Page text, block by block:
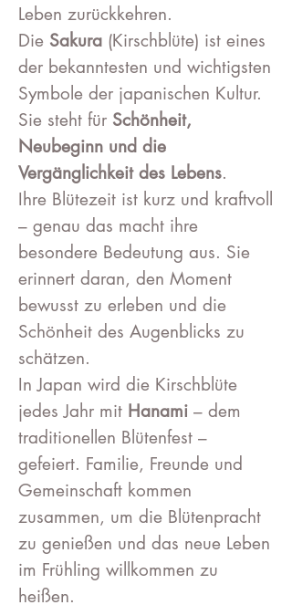
Leben zurückkehren.
Die Sakura (Kirschblüte) ist eines
der bekanntesten und wichtigsten
Symbole der japanischen Kultur.
Sie steht für Schönheit,
Neubeginn und die
Vergänglichkeit des Lebens.
Ihre Blütezeit ist kurz und kraftvoll
– genau das macht ihre
besondere Bedeutung aus. Sie
erinnert daran, den Moment
bewusst zu erleben und die
Schönheit des Augenblicks zu
schätzen.
In Japan wird die Kirschblüte
jedes Jahr mit Hanami – dem
traditionellen Blütenfest –
gefeiert. Familie, Freunde und
Gemeinschaft kommen
zusammen, um die Blütenpracht
zu genießen und das neue Leben
im Frühling willkommen zu
heißen.